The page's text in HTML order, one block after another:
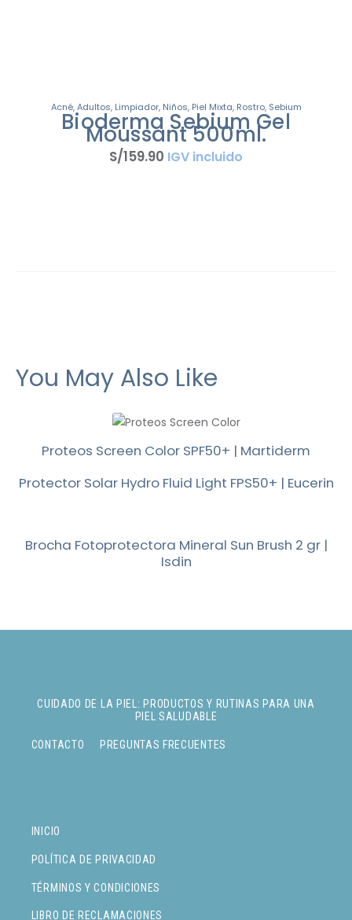
Acné,Adultos, Limpiador, Niños, Piel Mixta, Rostro, Sebium
Bioderma Sebium Gel
Moussant 500ml.
S/159.90 IGV incluido
You May Also Like
Proteos Screen Color SPF50+ | Martiderm
Protector Solar Hydro Fluid Light FPS50+ | Eucerin
Brocha Fotoprotectora Mineral Sun Brush 2 gr |
Isdin
INICIO
POLÍTICA DE PRIVACIDAD
TÉRMINOS Y CONDICIONES
LIBRO DE RECLAMACIONES
CUIDADO DE LA PIEL: PRODUCTOS Y RUTINAS PARA UNA
PIEL SALUDABLE
CONTACTO PREGUNTAS FRECUENTES